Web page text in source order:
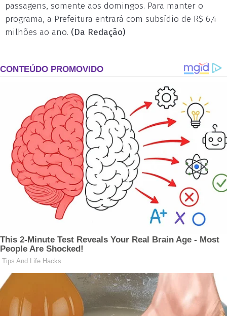
passagens, somente aos domingos. Para manter o
programa, a Prefeitura entrará com subsídio de R$ 6,4
milhões ao ano. (Da Redação)